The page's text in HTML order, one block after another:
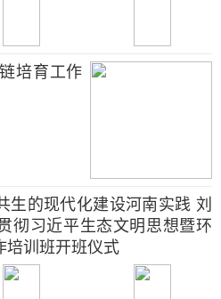
培育工作
生的现代化建设河南实践 刘
彻习近平生态文明思想暨环
培训班开班仪式